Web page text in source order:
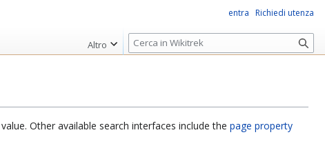
Other available search interfaces include the page property
entra Richiedi utenza
Altro
R
i
r
c